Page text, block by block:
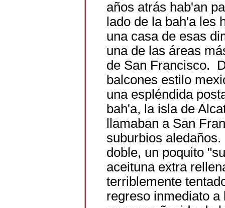
años atrás hab'an
lado de la bah'a les
una casa de esas
una de las áreas
de San Francisco.
balcones estilo
una espléndida
bah'a, la isla de
llamaban a San
suburbios
doble, un poquito
aceituna extra
terriblemente
regreso inmediato a